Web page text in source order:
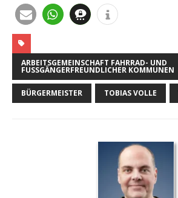
ARBEITSGEMEINSCHAFT FAHRRAD- UND
FUSSGÄNGERFREUNDLICHER KOMMUNEN
BÜRGERMEISTER TOBIAS VOLLE